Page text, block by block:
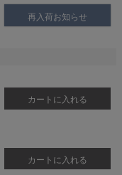
再入荷お知らせ
カートに入れる
カートに入れる